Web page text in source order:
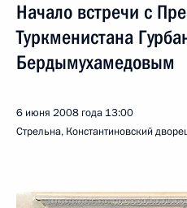
Начало встречи с
Туркменистана
Бердымухамедовым
6 июня 2008 года 13:00
Стрельна, Константиновский